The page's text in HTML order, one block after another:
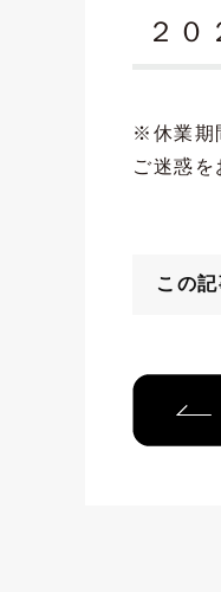
２０
※休業期
ご迷惑
この